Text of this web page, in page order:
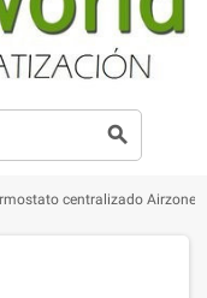
search
centralizado Airzone